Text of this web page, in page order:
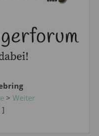
> Weiter
]